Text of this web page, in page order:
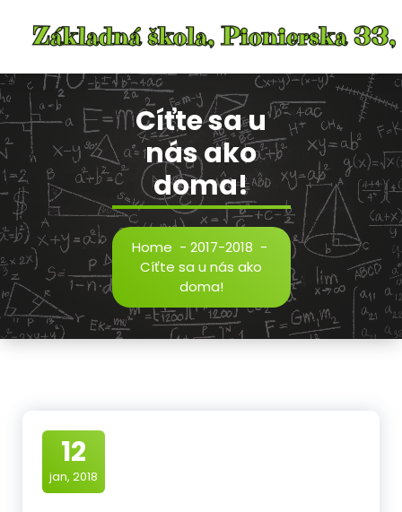
content
Cíťte sa u
nás ako
doma!
Home - 2017-2018 -
Cíťte sa u nás ako
doma!
12
jan, 2018